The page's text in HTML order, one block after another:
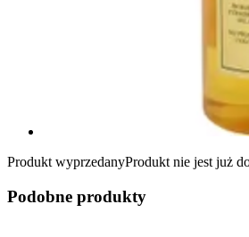
Produkt wyprzedanyProdukt nie jest już
Podobne produkty